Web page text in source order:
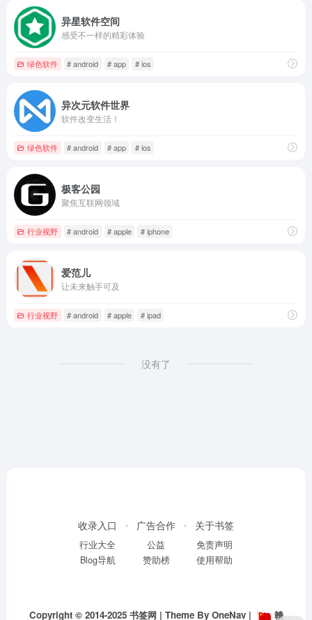
异星软件空间
感受不一样的精彩体验
绿色软件 # android # app # ios
异次元软件世界
软件改变生活！
绿色软件 # android # app # ios
极客公园
聚焦互联网领域
行业视野 # android # apple # iphone
爱范儿
让未来触手可及
行业视野 # android # apple # ipad
没有了
收录入口
行业大全
Blog导航
广告合作
公益
赞助榜
关于书签
免责声明
使用帮助
Copyright © 2014-2025 书签网 | Theme By OneNav| 赣